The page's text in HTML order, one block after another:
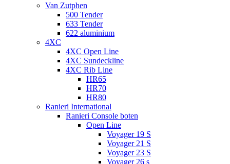
Van Zutphen
500 Tender
633 Tender
622 aluminium
4XC
4XC Open Line
4XC Sundeckline
4XC Rib Line
HR65
HR70
HR80
Ranieri International
Ranieri Console boten
Open Line
Voyager 19 S
Voyager 21 S
Voyager 23 S
Voyager 26 s